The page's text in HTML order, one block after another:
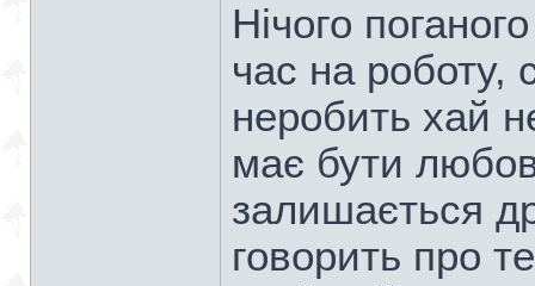
Нічого
час на роботу,
неробить хай
має бути
залишається
говорить про